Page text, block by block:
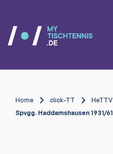
Home click-TT
HeTTV
Spvgg. Haddamshausen 1931/61